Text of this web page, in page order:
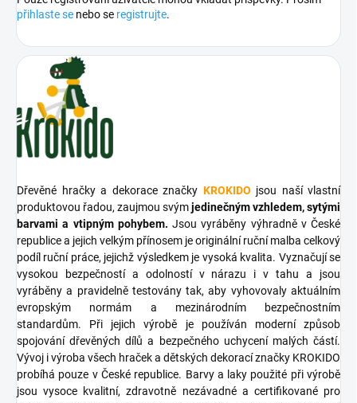
přihlaste se nebo se registrujte.
Dřevěné hračky a dekorace značky KROKIDO jsou naší vlastní
produktovou řadou, zaujmou svýmjedinečným vzhledem, sytými
barvami a vtipným pohybem. Jsou vyráběny výhradně v České
republice a jejich velkým přínosem je originální ruční malba celkový
podíl ruční práce, jejichž výsledkem je vysoká kvalita. Vyznačují se
vysokou bezpečností a odolností v nárazu i v tahu a jsou
vyráběny a pravidelně testovány tak, aby vyhovovaly aktuálním
evropským normám a mezinárodním bezpečnostním
standardům. Při jejich výrobě je používán moderní způsob
spojování dřevěných dílů a bezpečného uchycení malých částí.
Vývoj i výroba všech hraček a dětských dekorací značky KROKIDO
probíhá pouze v České republice. Barvy a laky použité při výrobě
jsou vysoce kvalitní, zdravotně nezávadné a certifikované pro